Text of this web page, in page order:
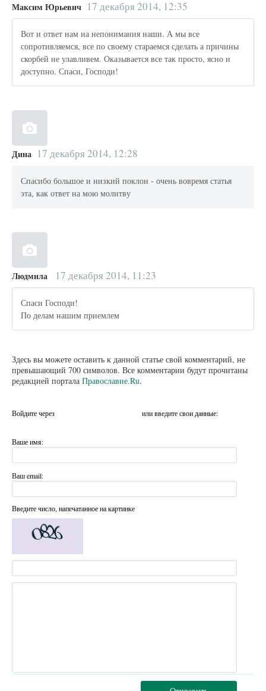
Максим Юрьевич 17 декабря 2014, 12:35
Вот и ответ нам на непонимания наши. А мы все
сопротивляемся, все по своему стараемся сделать а причины
скорбей не улавливем. Оказывается все так просто, ясно и
доступно. Спаси, Господи!
Дина 17 декабря 2014, 12:28
Спасибо большое и низкий поклон - очень вовремя статья
эта, как ответ на мою молитву
Людмила 17 декабря 2014, 11:23
Спаси Господи!
По делам нашим приемлем
Здесь вы можете оставить к данной статье свой комментарий, не
превышающий 700 символов. Все комментарии будут прочитаны
редакцией портала Православие.Ru.
Войдите через или введите свои данные:
Ваше имя:
Ваш email:
Введите число, напечатанное на картинке